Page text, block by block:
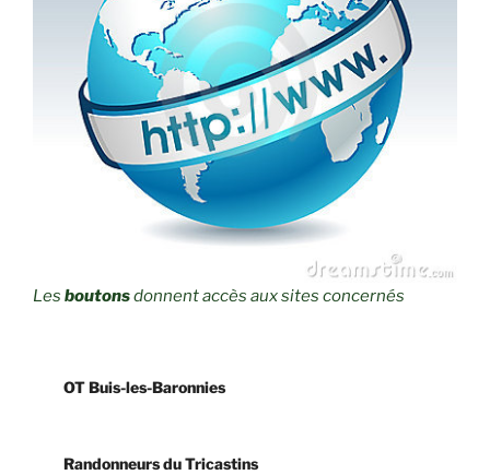
Les boutonsdonnent accès aux sites concernés
OT Buis-les-Baronnies
Randonneurs du Tricastins